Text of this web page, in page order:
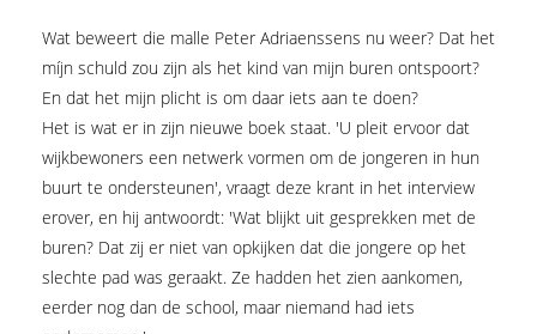
Wat beweert die malle Peter Adriaenssens nu weer? Dat het
míjn schuld zou zijn als het kind van mijn buren ontspoort?
En dat het mijn plicht is om daar iets aan te doen?
Het is wat er in zijn nieuwe boek staat. 'U pleit ervoor dat
wijkbewoners een netwerk vormen om de jongeren in hun
buurt te ondersteunen', vraagt deze krant in het interview
erover, en hij antwoordt: 'Wat blijkt uit gesprekken met de
buren? Dat zij er niet van opkijken dat die jongere op het
slechte pad was geraakt. Ze hadden het zien aankomen,
eerder nog dan de school, maar niemand had iets